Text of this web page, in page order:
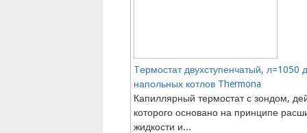
Tермостат двухступенчатый, л=1050
напольных котлов Thermona
Капиллярный термостат с зондом,
которого основано на принципе
жидкости и...